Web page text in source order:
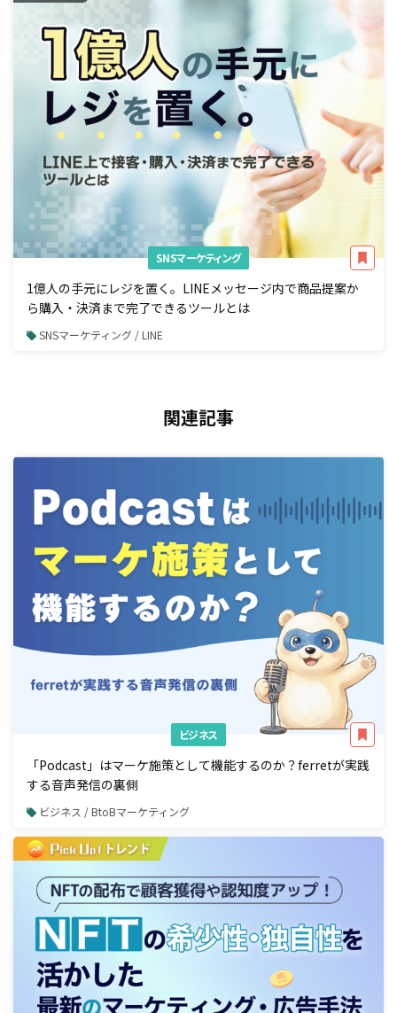
SNSマーケティング
1億人の手元にレジを置く。LINEメッセージ内で商品提案か
ら購入・決済まで完了できるツールとは
SNSマーケティング / LINE
関連記事
ビジネス
「Podcast」はマーケ施策として機能するのか？ferretが実践
する音声発信の裏側
ビジネス / BtoBマーケティング